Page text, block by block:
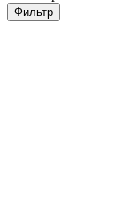
Фильтр